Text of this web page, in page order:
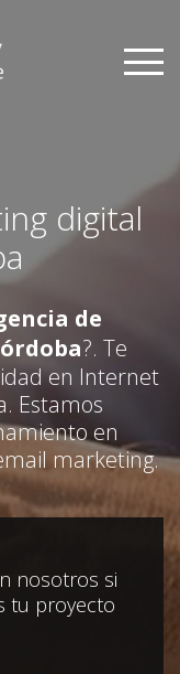
digital
de
?. Te
en Internet
Estamos
en
marketing.
nosotros si
tu proyecto